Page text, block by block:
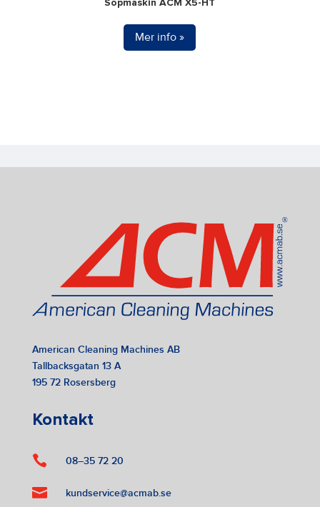
Sopmaskin ACM X5-HT
Mer info »
American Cleaning Machines AB
Tallbacksgatan 13 A
195 72 Rosersberg
Kontakt
 08–35 72 20
 kundservice@acmab.se